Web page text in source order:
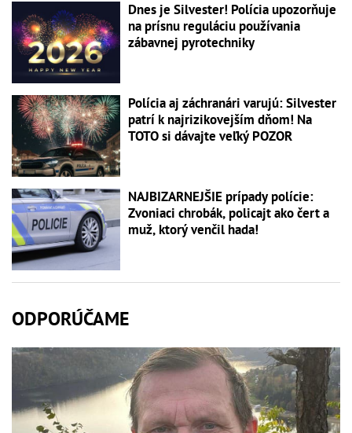
Dnes je Silvester! Polícia upozorňuje
na prísnu reguláciu používania
zábavnej pyrotechniky
Polícia aj záchranári varujú: Silvester
patrí k najrizikovejším dňom! Na
TOTO si dávajte veľký POZOR
NAJBIZARNEJŠIE prípady polície:
Zvoniaci chrobák, policajt ako čert a
muž, ktorý venčil hada!
ODPORÚČAME